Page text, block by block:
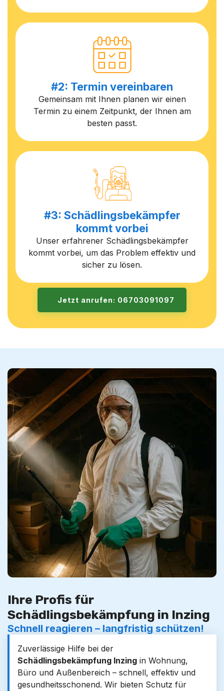
#2: Termin vereinbaren
Gemeinsam mit Ihnen planen wir einen
Termin zu einem Zeitpunkt, der Ihnen am
besten passt.
#3: Schädlingsbekämpfer
kommt vorbei
Unser erfahrener Schädlingsbekämpfer
kommt vorbei, um das Problem effektiv und
sicher zu lösen.
Jetzt anrufen: 06703091097
Ihre Profis für
Schädlingsbekämpfung in Inzing
Schnell reagieren – langfristig schützen!
Zuverlässige Hilfe bei der
Schädlingsbekämpfung Inzing in Wohnung,
Büro und Außenbereich – schnell, effektiv und
gesundheitsschonend. Wir bieten Schutz für